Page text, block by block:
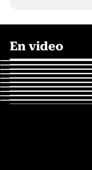
En video